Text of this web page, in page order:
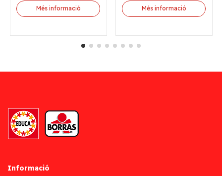
Més informació Més informació
Informació